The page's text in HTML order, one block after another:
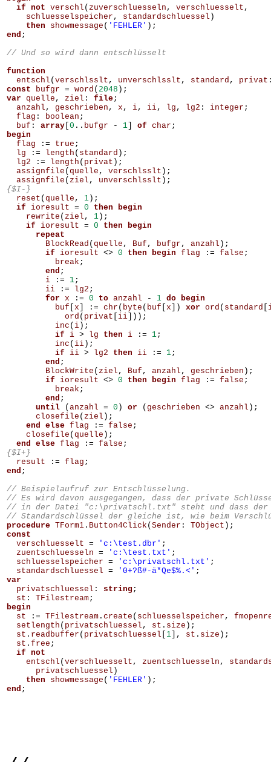
if not verschl ( zuverschluesseln , verschluesselt ,
schluesselspeicher , standardschluessel )
then
showmessage ( 'FEHLER' );
end ;
function
entschl ( verschlsslt , unverschlsslt , standard , privat
const
bufgr = word ( 2048 );
var quelle , ziel : file;
anzahl , geschrieben , x , i, ii, lg , lg2 : integer ;
flag : boolean ;
buf : array 0 .. bufgr - 1 of char ;
begin
flag
:= true ;
lg
:= length ( standard );
lg2
:= length ( privat );
assignfile ( quelle , verschlsslt );
assignfile ( ziel , unverschlsslt );
{$I-}
reset ( quelle , 1 );
if
ioresult = 0 then begin
rewrite ( ziel , 1 );
if
ioresult = 0 then begin
repeat
BlockRead ( quelle , Buf , bufgr , anzahl );
if
ioresult <> 0 then begin flag := false ;
break ;
end ;
i
:= 1;
ii
:= lg2 ;
for x := 0 to anzahl - 1 do begin
buf x := chr ( byte ( buf x ]) xor ord ( standard
ord ( privat ii ]));
inc ( i );
if
i > lg then i := 1;
inc ( ii );
if
ii > lg2 then ii := 1;
end ;
BlockWrite ( ziel , Buf , anzahl , geschrieben );
if
ioresult <> 0 then begin flag := false ;
break ;
end ;
until
( anzahl = 0 ) or ( geschrieben <> anzahl );
closefile ( ziel );
end else flag := false ;
closefile ( quelle );
end else flag := false ;
{$I+}
result
:= flag ;
end ;
// Beispielaufruf zur Entschlüsselung.
// Es wird davon ausgegangen, dass der private
// in der Datei "c:\privatschl.txt" steht und dass
procedure TForm1 . Button4Click ( Sender : TObject );
const
verschluesselt = 'c:\test.dbr' ;
zuentschluesseln = 'c:\test.txt' ;
schluesselspeicher = 'c:\privatschl.txt' ;
standardschluessel = '0+?ß#-ä*Qe$%.<' ;
var
privatschluessel : string ;
st : TFilestream;
begin
st
:= TFilestream . create ( schluesselspeicher ,
setlength ( privatschluessel , st . size );
st . readbuffer ( privatschluessel 1 ], st . size );
st . free ;
if not
entschl ( verschluesselt , zuentschluesseln ,
privatschluessel )
then
showmessage ( 'FEHLER' );
end ;